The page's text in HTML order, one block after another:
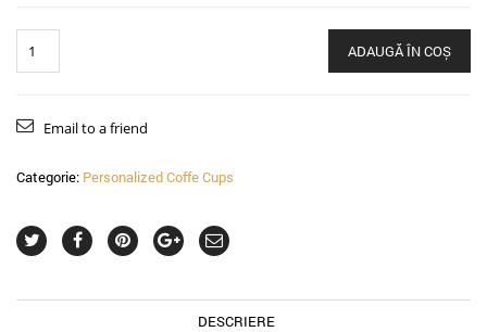
ADAUGĂ ÎN COȘ
Email to a friend
Categorie: Personalized Coffe Cups
DESCRIERE